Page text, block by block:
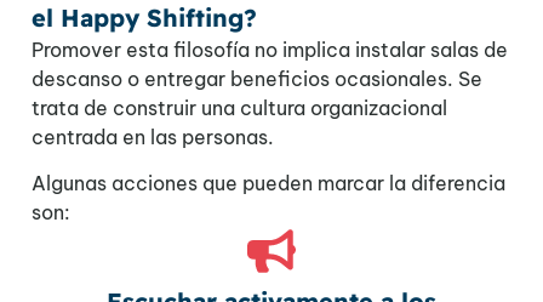
el Happy Shifting?
Promover esta filosofía no implica instalar salas de
descanso o entregar beneficios ocasionales. Se
trata de construir una cultura organizacional
centrada en las personas.
Algunas acciones que pueden marcar la diferencia
son: